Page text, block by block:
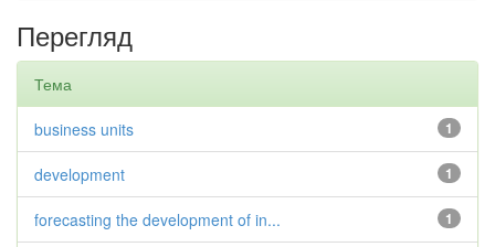
Перегляд
Тема
1
business units
1
development
1
forecasting the development of in...